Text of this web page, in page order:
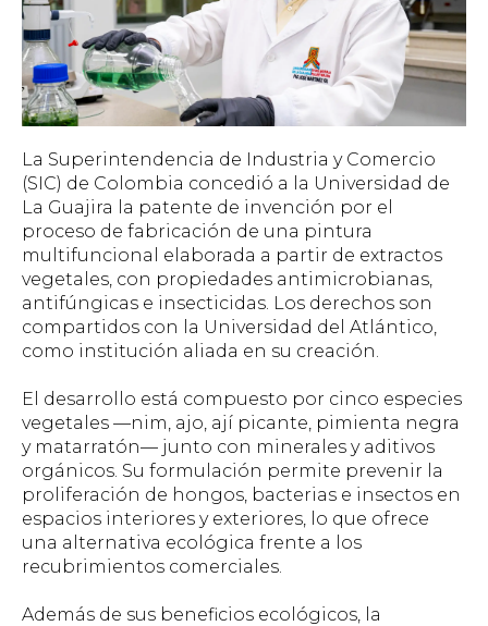
La Superintendencia de Industria y Comercio
(SIC) de Colombia concedió a la Universidad de
La Guajira la patente de invención por el
proceso de fabricación de una pintura
multifuncional elaborada a partir de extractos
vegetales, con propiedades antimicrobianas,
antifúngicas e insecticidas. Los derechos son
compartidos con la Universidad del Atlántico,
como institución aliada en su creación.
El desarrollo está compuesto por cinco especies
vegetales —nim, ajo, ají picante, pimienta negra
y matarratón— junto con minerales y aditivos
orgánicos. Su formulación permite prevenir la
proliferación de hongos, bacterias e insectos en
espacios interiores y exteriores, lo que ofrece
una alternativa ecológica frente a los
recubrimientos comerciales.
Además de sus beneficios ecológicos, la